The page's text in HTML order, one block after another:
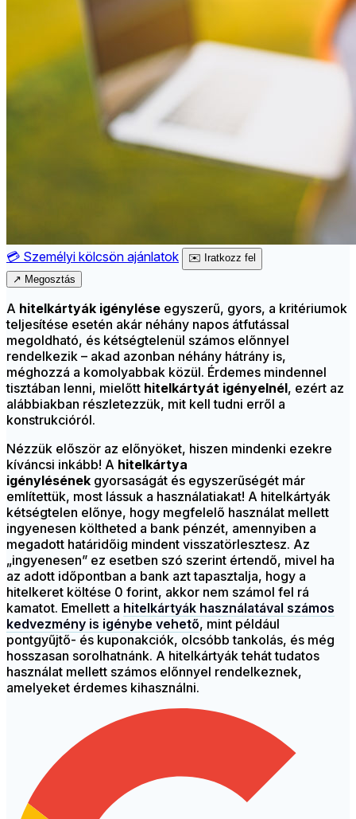
💳 Személyi kölcsön ajánlatok ✉️ Iratkozz fel
↗ Megosztás
A hitelkártyák igénylése egyszerű, gyors, a kritériumok
teljesítése esetén akár néhány napos átfutással
megoldható, és kétségtelenül számos előnnyel
rendelkezik – akad azonban néhány hátrány is,
méghozzá a komolyabbak közül. Érdemes mindennel
tisztában lenni, mielőtt hitelkártyát igényelnél, ezért az
alábbiakban részletezzük, mit kell tudni erről a
konstrukcióról.
Nézzük először az előnyöket, hiszen mindenki ezekre
kíváncsi inkább! A hitelkártya
igénylésének gyorsaságát és egyszerűségét már
említettük, most lássuk a használatiakat! A hitelkártyák
kétségtelen előnye, hogy megfelelő használat mellett
ingyenesen költheted a bank pénzét, amennyiben a
megadott határidőig mindent visszatörlesztesz. Az
„ingyenesen” ez esetben szó szerint értendő, mivel ha
az adott időpontban a bank azt tapasztalja, hogy a
hitelkeret költése 0 forint, akkor nem számol fel rá
kamatot. Emellett a hitelkártyák használatával számos
kedvezmény is igénybe vehető, mint például
pontgyűjtő- és kuponakciók, olcsóbb tankolás, és még
hosszasan sorolhatnánk. A hitelkártyák tehát tudatos
használat mellett számos előnnyel rendelkeznek,
amelyeket érdemes kihasználni.